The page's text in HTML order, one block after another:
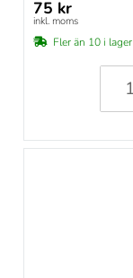
75 kr
inkl. moms
Fler än 10 i lager